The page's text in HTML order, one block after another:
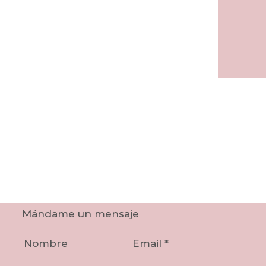
Mándame un mensaje
Nombre Email